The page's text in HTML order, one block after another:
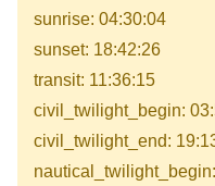
sunrise: 04:30:04
sunset: 18:42:26
transit: 11:36:15
civil_twilight_begin:
civil_twilight_end: